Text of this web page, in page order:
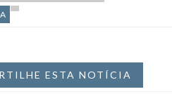
ESTA NOTÍCIA